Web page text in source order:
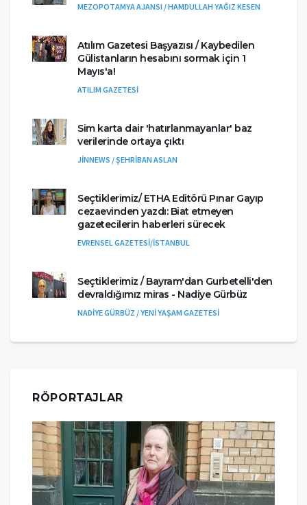
MEZOPOTAMYA AJANSI / HAMDULLAH YAĞIZ KESEN
Atılım Gazetesi Başyazısı / Kaybedilen
Gülistanların hesabını sormak için 1
Mayıs'a!
ATILIM GAZETESİ
Sim karta dair 'hatırlanmayanlar' baz
verilerinde ortaya çıktı
JİNNEWS / ŞEHRİBAN ASLAN
Seçtiklerimiz/ ETHA Editörü Pınar Gayıp
cezaevinden yazdı: Biat etmeyen
gazetecilerin haberleri sürecek
EVRENSEL GAZETESİ/İSTANBUL
Seçtiklerimiz / Bayram'dan Gurbetelli'den
devraldığımız miras - Nadiye Gürbüz
NADİYE GÜRBÜZ / YENİ YAŞAM GAZETESİ
RÖPORTAJLAR